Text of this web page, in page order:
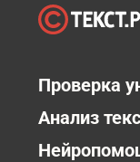
Проверка
Анализ